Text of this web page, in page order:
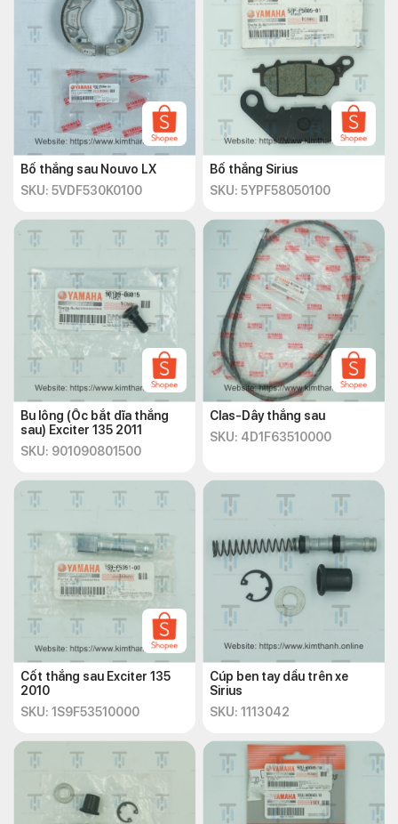
Bố thắng sau Nouvo LX
SKU: 5VDF530K0100
Bố thắng Sirius
SKU: 5YPF58050100
Bu lông (Ốc bắt dĩa thắng
sau) Exciter 135 2011
SKU: 901090801500
Clas-Dây thắng sau
SKU: 4D1F63510000
Cốt thắng sau Exciter 135
2010
SKU: 1S9F53510000
Cúp ben tay dầu trên xe
Sirius
SKU: 1113042